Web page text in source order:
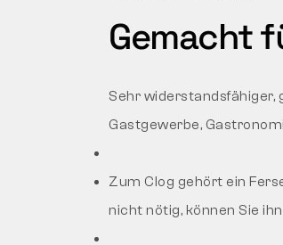
Gemacht
Sehr
Gastgewerbe,
Zum Clog gehört ein
nicht nötig, können Sie